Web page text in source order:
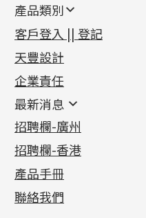
產品類別
新產品
足金系列
足金配件
機織鏈系列
珠仔鏈
镶口链
管狀網鏈
十字車花鏈系列
十字閃O鏈系列
十字錘打鏈系列
側身車花鏈系列
側身鏈系列
首飾配件
耳環類配件
卷迫系列
螺絲迫系列
梅花迫系列
平臺迫系列
綫拍系列
美拍系列
鏈類配件
動感車花吊墜
調節珠系列
生圈扣系列
龍蝦扣系列
鴨俐制系列
其他類配件
珠盤系列
袖口鈕系列
焊片及鐳射綫
空心車花管
珠類配件
無孔光身珠
空心光身珠
無孔批花珠
鑲口類
四爪頭系列
六爪頭系列
車花片
動感車花片
鑲口戒指
鑲口手鏈系列
首飾系列
手镯系列
戒指系列
空心耳環
空心车花管首饰链
空心手鐲系列
貴金屬原料
千足金
記憶金屬系列
記憶戒指
拉簧珠珠手鏈
記憶鈦手鐲
客戶登入 || 登記
天豐設計
企業責任
最新消息
最新消息
各項證書(2)
相片集(9)
展覽會資訊
最新產品資訊
招聘欄-廣州
招聘欄-香港
產品手冊
聯絡我們